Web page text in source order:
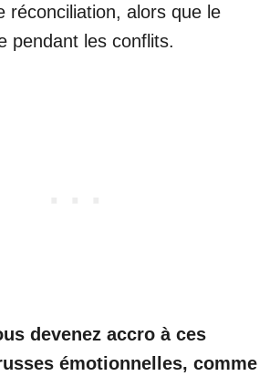
réconciliation, alors que le
pendant les conflits.
devenez accro à ces
émotionnelles, comme